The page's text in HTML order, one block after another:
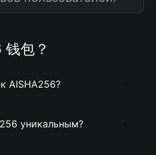
包？
AISHA256?
уникальным?